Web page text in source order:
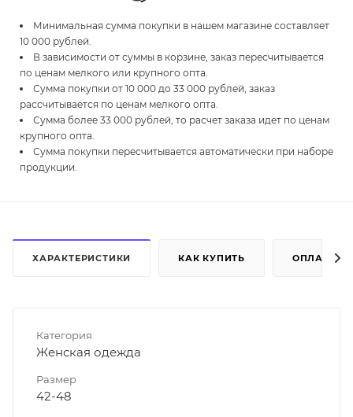
Минимальная сумма покупки в нашем магазине составляет
10 000 рублей.
В зависимости от суммы в корзине, заказ пересчитывается
по ценам мелкого или крупного опта.
Сумма покупки от 10 000 до 33 000 рублей, заказ
рассчитывается по ценам мелкого опта.
Сумма более 33 000 рублей, то расчет заказа идет по ценам
крупного опта.
Сумма покупки пересчитывается автоматически при наборе
продукции.
ХАРАКТЕРИСТИКИ КАК КУПИТЬ ОПЛАТА
Категория
Женская одежда
Размер
42-48